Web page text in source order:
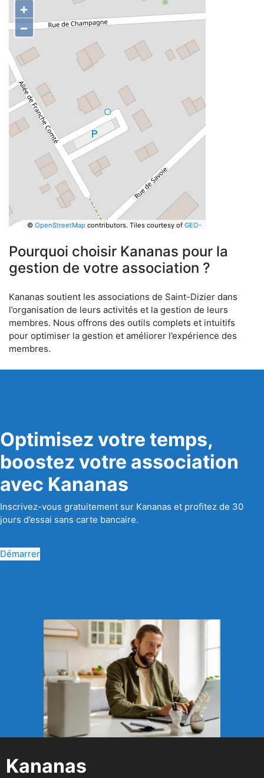
+
−
© OpenStreetMapcontributors. Tiles courtesy of GEO-
Pourquoi choisir Kananas pour la
gestion de votre association ?
Kananas soutient les associations de Saint-Dizier dans
l’organisation de leurs activités et la gestion de leurs
membres. Nous offrons des outils complets et intuitifs
pour optimiser la gestion et améliorer l’expérience des
membres.
Optimisez votre temps,
boostez votre association
avec Kananas
Inscrivez-vous gratuitement sur Kananas et profitez de 30
jours d’essai sans carte bancaire.
Démarrer
Kananas